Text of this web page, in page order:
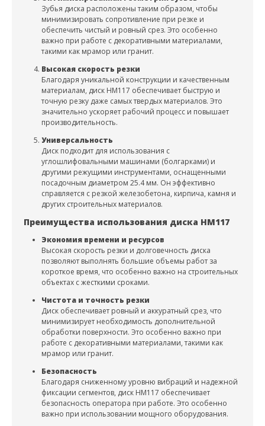
Зубья диска расположены таким образом, чтобы
минимизировать сопротивление при резке и
обеспечить чистый и ровный срез. Это особенно
важно при работе с декоративными материалами,
такими как мрамор или гранит.
Высокая скорость резки
Благодаря уникальной конструкции и качественным
материалам, диск HM117 обеспечивает быструю и
точную резку даже самых твердых материалов. Это
значительно ускоряет рабочий процесс и повышает
производительность.
Универсальность
Диск подходит для использования с
углошлифовальными машинами (болгарками) и
другими режущими инструментами, оснащенными
посадочным диаметром 25.4 мм. Он эффективно
справляется с резкой железобетона, кирпича, камня и
других строительных материалов.
Преимущества использования диска HM117
Экономия времени и ресурсов
Высокая скорость резки и долговечность диска
позволяют выполнять большие объемы работ за
короткое время, что особенно важно на строительных
объектах с жесткими сроками.
Чистота и точность резки
Диск обеспечивает ровный и аккуратный срез, что
минимизирует необходимость дополнительной
обработки поверхности. Это особенно важно при
работе с декоративными материалами, такими как
мрамор или гранит.
Безопасность
Благодаря сниженному уровню вибраций и надежной
фиксации сегментов, диск HM117 обеспечивает
безопасность оператора при работе. Это особенно
важно при использовании мощного оборудования.